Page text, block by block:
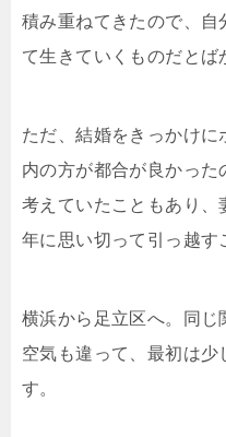
積み重ねてきたので、自
て生きていくものだとば
ただ、結婚をきっかけ
内の方が都合が良かった
考えていたこともあり
年に思い切って引っ越す
横浜から足立区へ。同
空気も違って、最初は少
す。